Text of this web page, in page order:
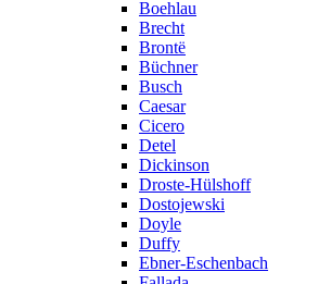
Boehlau
Brecht
Brontë
Büchner
Busch
Caesar
Cicero
Detel
Dickinson
Droste-Hülshoff
Dostojewski
Doyle
Duffy
Ebner-Eschenbach